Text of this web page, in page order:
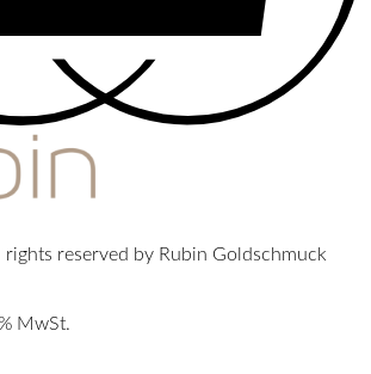
reserved by Rubin Goldschmuck
MwSt.